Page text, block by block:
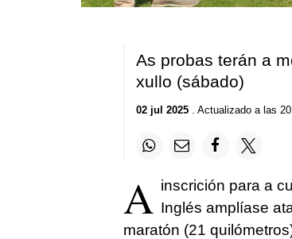
As probas terán a
xullo (sábado)
02 jul 2025. Actualizado a las
A inscrición para a
Inglés amplíase
maratón (21